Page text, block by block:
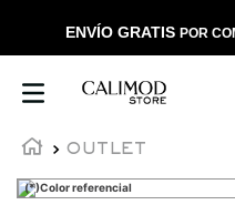
ENVÍO GRATIS POR
OUTLET
(*)Color referencial